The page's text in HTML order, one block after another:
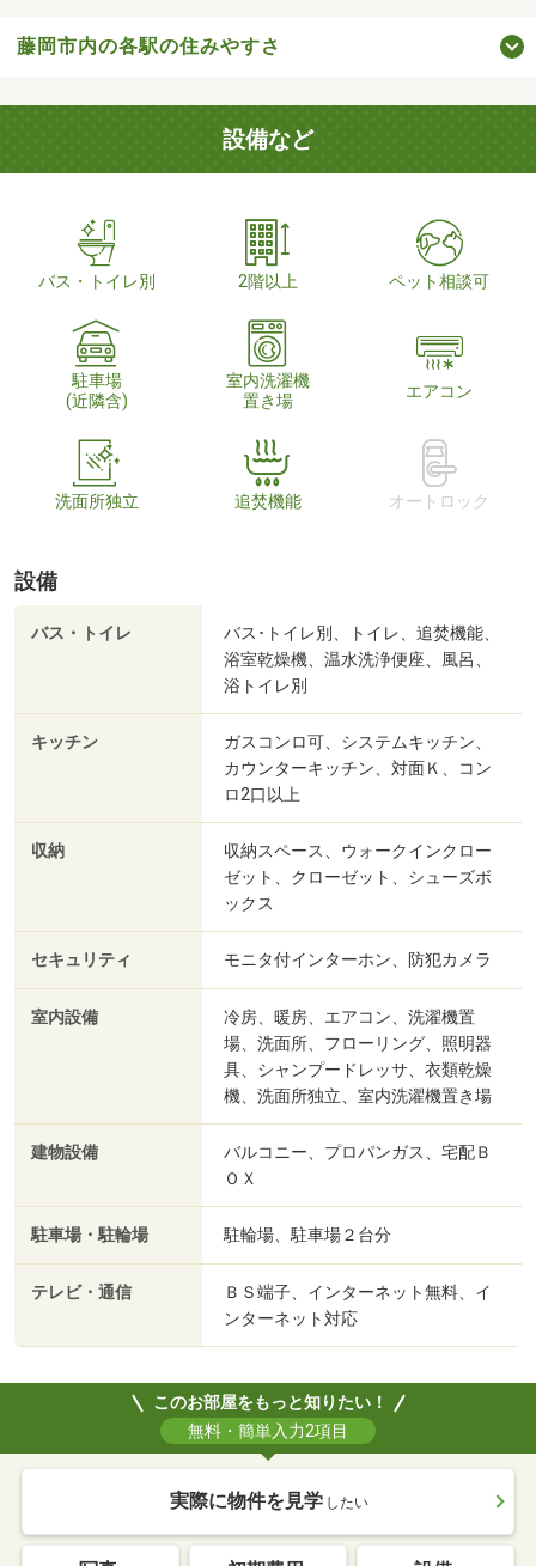
藤岡市内の各駅の住みやすさ
設備など
バス・トイレ別 2階以上 ペット相談可
駐車場
(近隣含)
室内洗濯機
置き場
エアコン
洗面所独立 追焚機能 オートロック
設備
バス・トイレ
バス･トイレ別、トイレ、追焚機能、
浴室乾燥機、温水洗浄便座、風呂、
浴トイレ別
キッチン
ガスコンロ可、システムキッチン、
カウンターキッチン、対面Ｋ、コン
ロ2口以上
収納
収納スペース、ウォークインクロー
ゼット、クローゼット、シューズボ
ックス
セキュリティ モニタ付インターホン、防犯カメラ
室内設備
冷房、暖房、エアコン、洗濯機置
場、洗面所、フローリング、照明器
具、シャンプードレッサ、衣類乾燥
機、洗面所独立、室内洗濯機置き場
建物設備
バルコニー、プロパンガス、宅配Ｂ
ＯＸ
駐車場・駐輪場 駐輪場、駐車場２台分
テレビ・通信
ＢＳ端子、インターネット無料、イ
ンターネット対応
このお部屋をもっと知りたい！
無料・簡単入力2項目
実際に物件を見学 したい